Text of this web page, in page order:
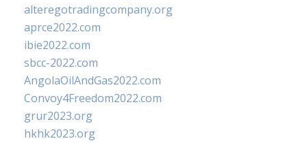
alteregotradingcompany.org
aprce2022.com
ibie2022.com
sbcc-2022.com
AngolaOilAndGas2022.com
Convoy4Freedom2022.com
grur2023.org
hkhk2023.org